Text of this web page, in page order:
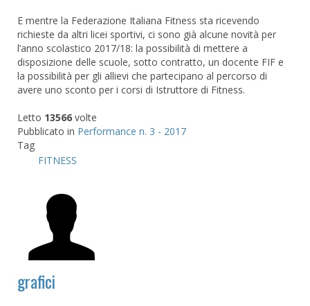
E mentre la Federazione Italiana Fitness sta ricevendo
richieste da altri licei sportivi, ci sono già alcune novità per
l’anno scolastico 2017/18: la possibilità di mettere a
disposizione delle scuole, sotto contratto, un docente FIF e
la possibilità per gli allievi che partecipano al percorso di
avere uno sconto per i corsi di Istruttore di Fitness.
Letto 13566 volte
Pubblicato in Performance n. 3 - 2017
Tag
FITNESS
grafici